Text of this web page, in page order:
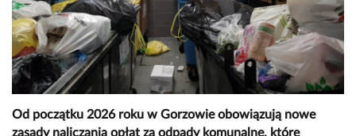
Od początku 2026 roku w Gorzowie obowiązują nowe
zasady naliczania opłat za odpady komunalne, które